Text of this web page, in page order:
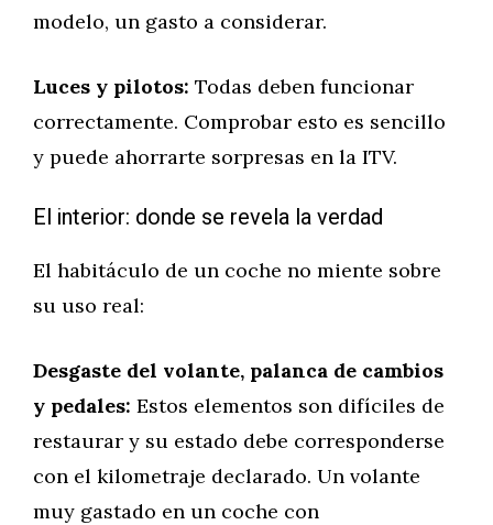
modelo, un gasto a considerar.
Luces y pilotos: Todas deben funcionar
correctamente. Comprobar esto es sencillo
y puede ahorrarte sorpresas en la ITV.
El interior: donde se revela la verdad
El habitáculo de un coche no miente sobre
su uso real:
Desgaste del volante, palanca de cambios
y pedales: Estos elementos son difíciles de
restaurar y su estado debe corresponderse
con el kilometraje declarado. Un volante
muy gastado en un coche con